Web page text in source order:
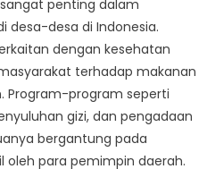
penting dalam
desa-desa di Indonesia.
dengan kesehatan
terhadap makanan
Program-program seperti
gizi, dan pengadaan
bergantung pada
oleh para pemimpin daerah.